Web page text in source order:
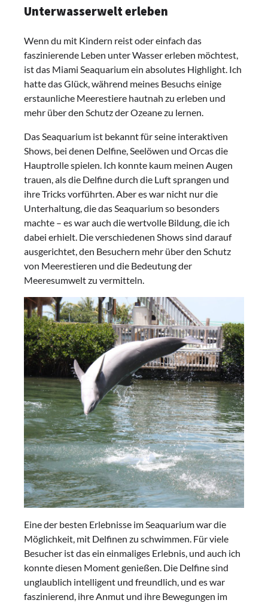
Unterwasserwelt erleben
Wenn du mit Kindern reist oder einfach das
faszinierende Leben unter Wasser erleben möchtest,
ist das Miami Seaquarium ein absolutes Highlight. Ich
hatte das Glück, während meines Besuchs einige
erstaunliche Meerestiere hautnah zu erleben und
mehr über den Schutz der Ozeane zu lernen.
Das Seaquarium ist bekannt für seine interaktiven
Shows, bei denen Delfine, Seelöwen und Orcas die
Hauptrolle spielen. Ich konnte kaum meinen Augen
trauen, als die Delfine durch die Luft sprangen und
ihre Tricks vorführten. Aber es war nicht nur die
Unterhaltung, die das Seaquarium so besonders
machte – es war auch die wertvolle Bildung, die ich
dabei erhielt. Die verschiedenen Shows sind darauf
ausgerichtet, den Besuchern mehr über den Schutz
von Meerestieren und die Bedeutung der
Meeresumwelt zu vermitteln.
Eine der besten Erlebnisse im Seaquarium war die
Möglichkeit, mit Delfinen zu schwimmen. Für viele
Besucher ist das ein einmaliges Erlebnis, und auch ich
konnte diesen Moment genießen. Die Delfine sind
unglaublich intelligent und freundlich, und es war
faszinierend, ihre Anmut und ihre Bewegungen im